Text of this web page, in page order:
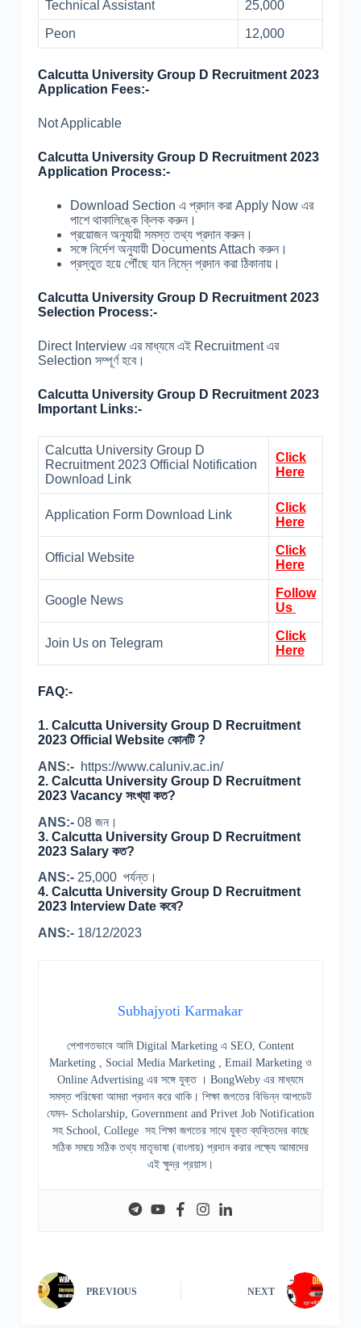
Technical Assistant 25,000
Peon 12,000
Calcutta University Group D Recruitment 2023
Application Fees:-
Not Applicable
Calcutta University Group D Recruitment 2023
Application Process:-
Download Section এ প্রদান করা Apply Now এর
পাশে থাকালিঙ্কে ক্লিক করুন।
প্রয়োজন অনুযায়ী সমস্ত তথ্য প্রদান করুন।
সঙ্গে নির্দেশ অনুযায়ী Documents Attach করুন।
প্রস্তুত হয়ে পৌঁছে যান নিম্নে প্রদান করা ঠিকানায়।
Calcutta University Group D Recruitment 2023
Selection Process:-
Direct Interview এর মাধ্যমে এই Recruitment এর
Selection সম্পূর্ণ হবে।
Calcutta University Group D Recruitment 2023
Important Links:-
Calcutta University Group D
Recruitment 2023 Official Notification
Download Link
Click
Here
Application Form Download Link
Click
Here
Official Website
Click
Here
Google News
Follow
Us
Join Us on Telegram
Click
Here
FAQ:-
1. Calcutta University Group D Recruitment
2023 Official Website কোনটি ?
ANS:-https://www.caluniv.ac.in/
2. Calcutta University Group D Recruitment
2023 Vacancy সংখ্যা কত?
ANS:-08 জন।
3. Calcutta University Group D Recruitment
2023 Salary কত?
ANS:-25,000 পর্যন্ত।
4. Calcutta University Group D Recruitment
2023 Interview Date কবে?
ANS:-18/12/2023
Subhajyoti Karmakar
পেশাগতভাবে আমি Digital Marketing এ SEO, Content
Marketing , Social Media Marketing , Email Marketing ও
Online Advertising এর সঙ্গে যুক্ত । BongWeby এর মাধ্যমে
সমস্ত পরিষেবা আমরা প্রদান করে থাকি। শিক্ষা জগতের বিভিন্ন আপডেট
যেমন- Scholarship, Government and Privet Job Notification
সহ School, College সহ শিক্ষা জগতের সাথে যুক্ত ব্যক্তিদের কাছে
সঠিক সময়ে সঠিক তথ্য মাতৃভাষা (বাংলায়) প্রদান করার লক্ষ্যে আমাদের
এই ক্ষুদ্র প্রয়াস।
PREVIOUS NEXT